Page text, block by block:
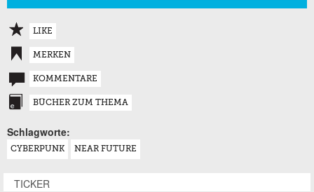
LIKE
MERKEN
KOMMENTARE
BÜCHER ZUM THEMA
Schlagworte:
CYBERPUNK NEAR FUTURE
TICKER